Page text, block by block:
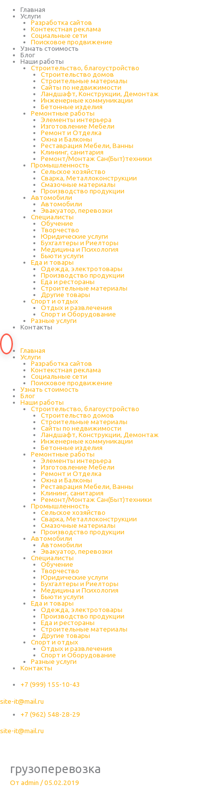
содержимому
Главная
Услуги
Разработка сайтов
Контекстная реклама
Социальные сети
Поисковое продвижение
Узнать стоимость
Блог
Наши работы
Строительство, благоустройство
Строительство домов
Строительные материалы
Сайты по недвижимости
Ландшафт, Конструкции, Демонтаж
Инженерные коммуникации
Бетонные изделия
Ремонтные работы
Элементы интерьера
Изготовление Мебели
Ремонт и Отделка
Окна и Балконы
Реставрация Мебели, Ванны
Клининг, санитария
Ремонт/Монтаж Сан(Быт)техники
Промышленность
Cельское хозяйство
Сварка, Металлоконструкции
Cмазочные материалы
Производство продукции
Автомобили
Автомобили
Эвакуатор, перевозки
Специалисты
Обучение
Творчество
Юридические услуги
Бухгалтеры и Риелторы
Медицина и Психология
Бьюти услуги
Еда и товары
Одежда, электротовары
Производство продукции
Еда и рестораны
Строительные материалы
Другие товары
Спорт и отдых
Отдых и развлечения
Спорт и Оборудование
Разные услуги
Контакты
Главная
Услуги
Разработка сайтов
Контекстная реклама
Социальные сети
Поисковое продвижение
Узнать стоимость
Блог
Наши работы
Строительство, благоустройство
Строительство домов
Строительные материалы
Сайты по недвижимости
Ландшафт, Конструкции, Демонтаж
Инженерные коммуникации
Бетонные изделия
Ремонтные работы
Элементы интерьера
Изготовление Мебели
Ремонт и Отделка
Окна и Балконы
Реставрация Мебели, Ванны
Клининг, санитария
Ремонт/Монтаж Сан(Быт)техники
Промышленность
Cельское хозяйство
Сварка, Металлоконструкции
Cмазочные материалы
Производство продукции
Автомобили
Автомобили
Эвакуатор, перевозки
Специалисты
Обучение
Творчество
Юридические услуги
Бухгалтеры и Риелторы
Медицина и Психология
Бьюти услуги
Еда и товары
Одежда, электротовары
Производство продукции
Еда и рестораны
Строительные материалы
Другие товары
Спорт и отдых
Отдых и развлечения
Спорт и Оборудование
Разные услуги
Контакты
+7 (999) 155-10-43
site-it@mail.ru
+7 (962) 548-28-29
site-it@mail.ru
грузоперевозка
От admin /05.02.2019